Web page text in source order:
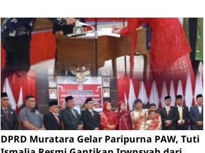
DPRD Muratara Gelar Paripurna PAW, Tuti